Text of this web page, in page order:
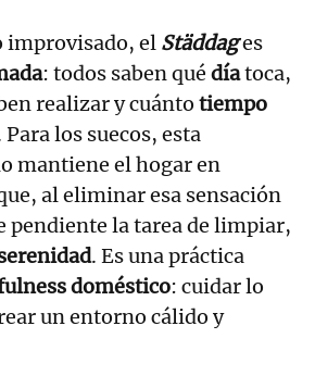
improvisado, el Städdages
: todos saben qué díatoca,
realizar y cuánto tiempo
los suecos, esta
mantiene el hogar en
al eliminar esa sensación
pendiente la tarea de limpiar,
. Es una práctica
doméstico: cuidar lo
un entorno cálido y